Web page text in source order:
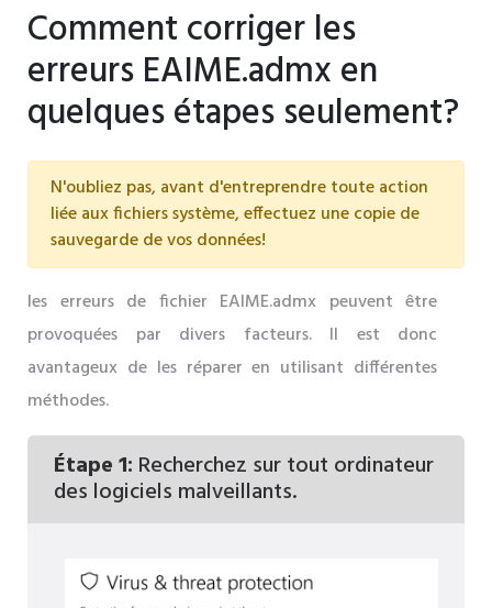
Comment corriger les
erreurs EAIME.admx en
quelques étapes seulement?
N'oubliez pas, avant d'entreprendre toute action
liée aux fichiers système, effectuez une copie de
sauvegarde de vos données!
les erreurs de fichier EAIME.admx peuvent être
provoquées par divers facteurs. Il est donc
avantageux de les réparer en utilisant différentes
méthodes.
Étape 1: Recherchez sur tout ordinateur
des logiciels malveillants.